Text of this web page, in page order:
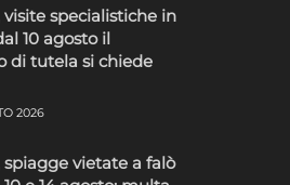
visite specialistiche in
10 agosto il
di tutela si chiede
2026
spiagge vietate a falò